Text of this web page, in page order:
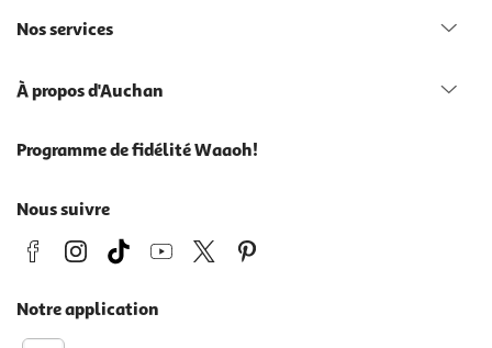
Nos services
À propos d'Auchan
Programme de fidélité Waaoh!
Nous suivre
Notre application